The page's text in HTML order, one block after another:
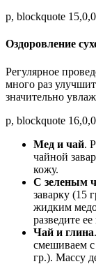
p, blockquote
Оздоровление
Регулярное
много раз
значительно
p, blockquote
Мед и чай.
чайной
кожу.
С зеленым
заварку (15
жидким
разведите
Чай и глина
смешиваем с
гр.). Массу